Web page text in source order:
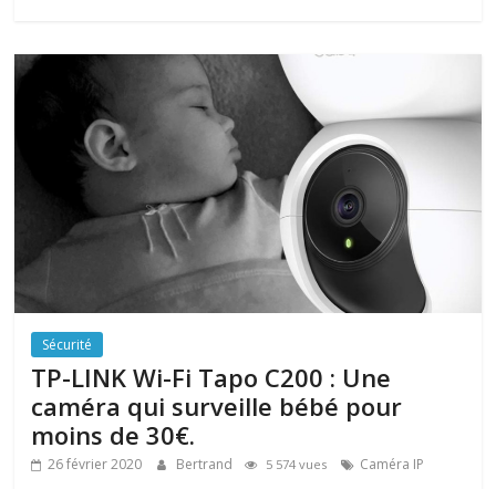
Sécurité
TP-LINK Wi-Fi Tapo C200 : Une
caméra qui surveille bébé pour
moins de 30€.
26 février 2020 Bertrand 5 574 vues Caméra IP